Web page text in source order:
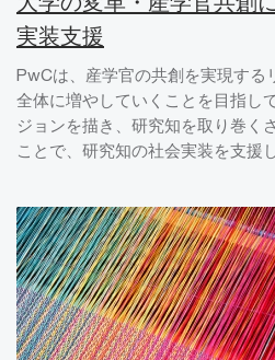
実装支援
PwCは、産学官の共創を実現する
全体に増やしていくことを目指し
ジョンを描き、研究知を取り巻く
ことで、研究知の社会実装を支援